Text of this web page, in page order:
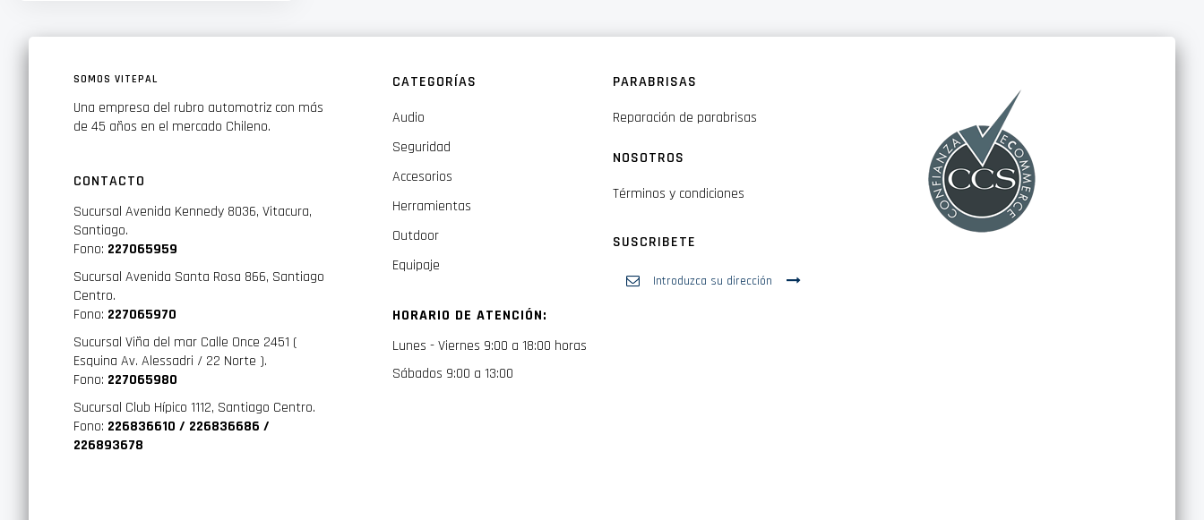
SOMOS VITEPAL
Una empresa del rubro automotriz con más
de 45 años en el mercado Chileno.
CONTACTO
Sucursal Avenida Kennedy 8036, Vitacura,
Santiago.
Fono: 227065959
Sucursal Avenida Santa Rosa 866, Santiago
Centro.
Fono: 227065970
Sucursal Viña del mar Calle Once 2451 (
Esquina Av. Alessadri / 22 Norte ).
Fono: 227065980
Sucursal Club Hípico 1112, Santiago Centro.
Fono: 226836610 / 226836686 /
226893678
CATEGORÍAS
Audio
Seguridad
Accesorios
Herramientas
Outdoor
Equipaje
HORARIO DE ATENCIÓN:
Lunes - Viernes 9:00 a 18:00 horas
Sábados 9:00 a 13:00
PARABRISAS
Reparación de parabrisas
NOSOTROS
Términos y condiciones
SUSCRIBETE